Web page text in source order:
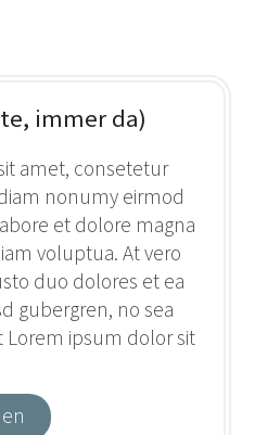
immer da)
amet, consetetur
nonumy eirmod
et dolore magna
voluptua. At vero
duo dolores et ea
gubergren, no sea
Lorem ipsum dolor sit